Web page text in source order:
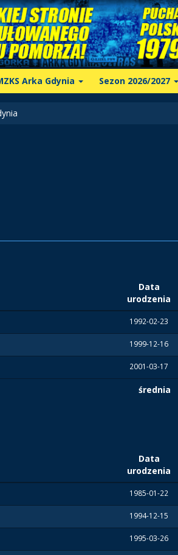
Arka Gdynia Sezon 2026/2027
Data
urodzenia
1992-02-23
1999-12-16
2001-03-17
średnia
Data
urodzenia
1985-01-22
1994-12-15
1995-03-26